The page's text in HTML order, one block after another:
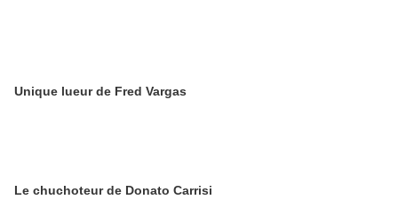
Unique lueur de Fred Vargas
Le chuchoteur de Donato Carrisi